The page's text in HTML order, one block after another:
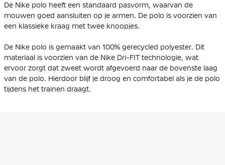
De Nike polo heeft een standaard pasvorm, waarvan de
mouwen goed aansluiten op je armen. De polo is voorzien van
een klassieke kraag met twee knoopjes.
De Nike polo is gemaakt van 100% gerecycled polyester. Dit
materiaal is voorzien van de Nike Dri-FIT technologie, wat
ervoor zorgt dat zweet wordt afgevoerd naar de bovenste laag
van de polo. Hierdoor blijf je droog en comfortabel als je de polo
tijdens het trainen draagt.